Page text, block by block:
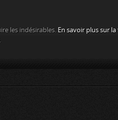
les indésirables. En savoir plus sur
.